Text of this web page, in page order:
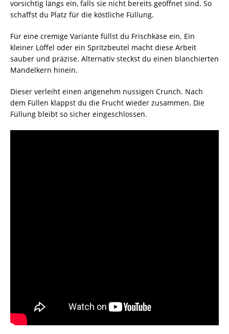
vorsichtig längs ein, falls sie nicht bereits geöffnet sind. So
schaffst du Platz für die köstliche Füllung.
Für eine cremige Variante füllst du Frischkäse ein. Ein
kleiner Löffel oder ein Spritzbeutel macht diese Arbeit
sauber und präzise. Alternativ steckst du einen blanchierten
Mandelkern hinein.
Dieser verleiht einen angenehm nussigen Crunch. Nach
dem Füllen klappst du die Frucht wieder zusammen. Die
Füllung bleibt so sicher eingeschlossen.